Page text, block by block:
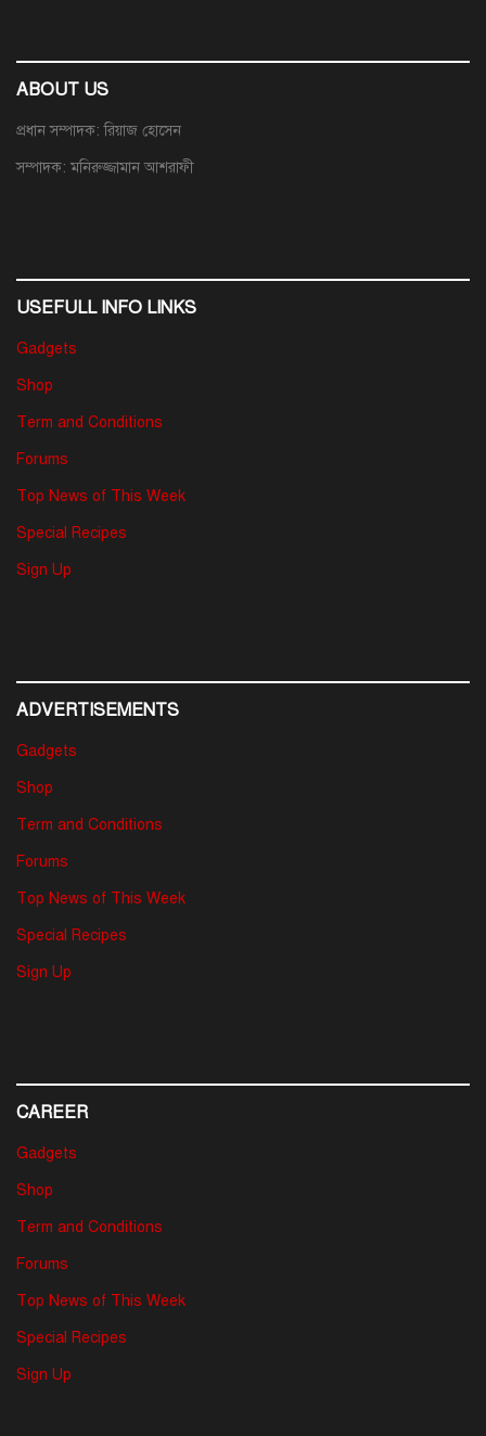
ABOUT US
প্রধান সম্পাদক: রিয়াজ হোসেন
সম্পাদক: মনিরুজ্জামান আশরাফী
USEFULL INFO LINKS
Gadgets
Shop
Term and Conditions
Forums
Top News of This Week
Special Recipes
Sign Up
ADVERTISEMENTS
Gadgets
Shop
Term and Conditions
Forums
Top News of This Week
Special Recipes
Sign Up
CAREER
Gadgets
Shop
Term and Conditions
Forums
Top News of This Week
Special Recipes
Sign Up